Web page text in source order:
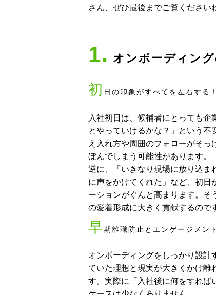
さん、ぜひ最後までご覧ください
1. オンボーディン
初 日の印象がすべてを左右する！
入社初日は、候補者にとっても
とやっていけるかな？」という
え入れ方や周囲のフォローがそ
ぼんでしまう可能性があります。
逆に、「いきなり現場に放り込ま
に声をかけてくれた」など、初日
ーションがぐんと高まります。
の愛着形成に大きく貢献するので
早期離職防止とエンゲージメン
オンボーディングをしっかり設計
ていた理想と現実が大きくかけ離
す。実際に「入社後に何をすれば